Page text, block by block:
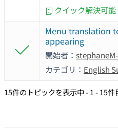
クイック解決可能
Menu translation
appearing
開始者：
カテゴリ： English
15件のトピックを表示中 - 1 - 15件